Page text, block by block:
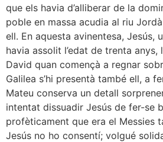
que els havia d’alliberar de la
poble en massa acudia al riu
ell. En aquesta avinentesa, Jesús,
havia assolit l’edat de trenta
David quan començà a regnar
Galilea s’hi presentà també ell, a
Mateu conserva un detall
intentat dissuadir Jesús de fer-se
profèticament que era el Messies
Jesús no ho consentí; volgué